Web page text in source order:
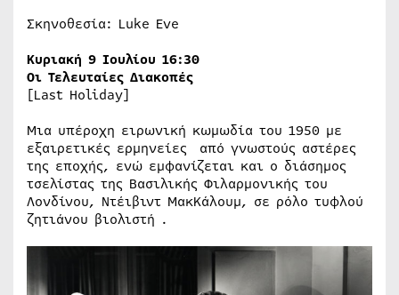
Σκηνοθεσία: Luke Eve
Κυριακή 9 Ιουλίου 16:30
Οι Τελευταίες Διακοπές
[Last Holiday]
Μια υπέροχη ειρωνική κωμωδία του 1950 με
εξαιρετικές ερμηνείες από γνωστούς αστέρες
της εποχής, ενώ εμφανίζεται και ο διάσημος
τσελίστας της Βασιλικής Φιλαρμονικής του
Λονδίνου, Ντέιβιντ ΜακΚάλουμ, σε ρόλο τυφλού
ζητιάνου βιολιστή .